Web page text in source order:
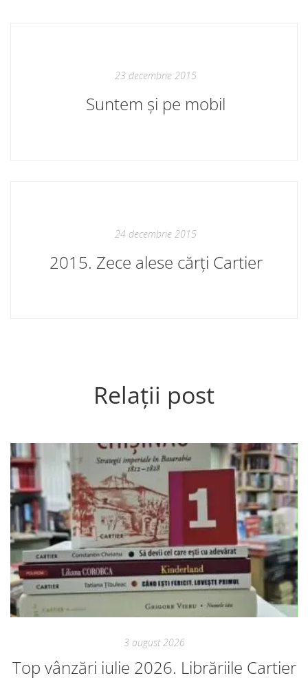
23 decembrie 2015
Suntem și pe mobil
24 decembrie 2015
2015. Zece alese cărți Cartier
Relații post
3 august 2026
Top vânzări iulie 2026. Librăriile Cartier